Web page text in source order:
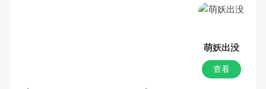
萌妖出没
查看